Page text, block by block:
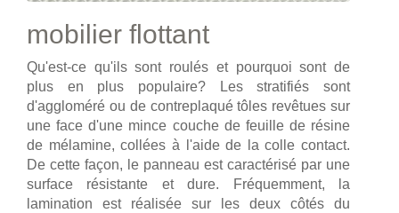
mobilier flottant
Qu'est-ce qu'ils sont roulés et pourquoi sont de
plus en plus populaire? Les stratifiés sont
d'aggloméré ou de contreplaqué tôles revêtues sur
une face d'une mince couche de feuille de résine
de mélamine, collées à l'aide de la colle contact.
De cette façon, le panneau est caractérisé par une
surface résistante et dure. Fréquemment, la
lamination est réalisée sur les deux côtés du